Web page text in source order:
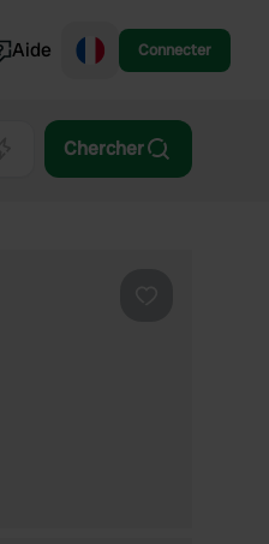
Aide Connecter
Chercher